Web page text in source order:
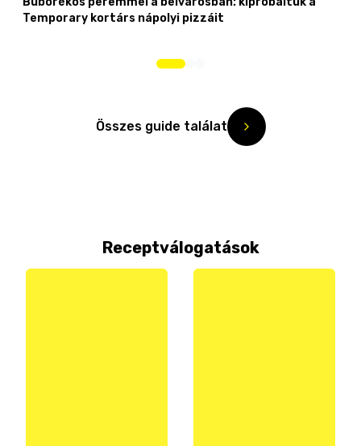
Temporary kortárs nápolyi pizzáit
Összes guide találat
Receptválogatások